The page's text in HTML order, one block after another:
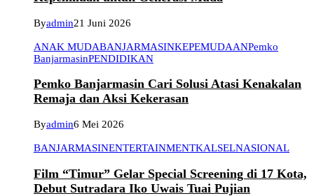
Byadmin21 Juni 2026
ANAK MUDABANJARMASINKEPEMUDAANPemko
BanjarmasinPENDIDIKAN
Pemko Banjarmasin Cari Solusi Atasi Kenakalan
Remaja dan Aksi Kekerasan
Byadmin6 Mei 2026
BANJARMASINENTERTAINMENTKALSELNASIONAL
Film “Timur” Gelar Special Screening di 17 Kota,
Debut Sutradara Iko Uwais Tuai Pujian